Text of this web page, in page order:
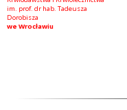
im. prof. dr hab. Tadeusza
Dorobisza
we Wrocławiu